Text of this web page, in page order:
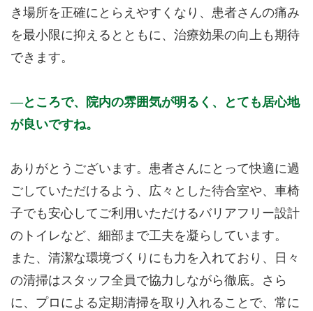
き場所を正確にとらえやすくなり、患者さんの痛み
を最小限に抑えるとともに、治療効果の向上も期待
できます。
ところで、院内の雰囲気が明るく、とても居心地
が良いですね。
ありがとうございます。患者さんにとって快適に過
ごしていただけるよう、広々とした待合室や、車椅
子でも安心してご利用いただけるバリアフリー設計
のトイレなど、細部まで工夫を凝らしています。
また、清潔な環境づくりにも力を入れており、日々
の清掃はスタッフ全員で協力しながら徹底。さら
に、プロによる定期清掃を取り入れることで、常に